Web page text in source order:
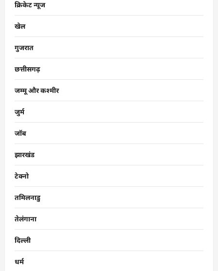
क्रिकेट न्यूज
खेल
गुजरात
छत्तीसगढ़
जम्मू और कश्मीर
जुर्म
जॉब
झारखंड
टेक्नो
तमिलनाडु
तेलंगाना
दिल्ली
धर्म